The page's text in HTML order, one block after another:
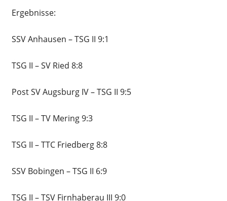
Ergebnisse:
SSV Anhausen – TSG II 9:1
TSG II – SV Ried 8:8
Post SV Augsburg IV – TSG II 9:5
TSG II – TV Mering 9:3
TSG II – TTC Friedberg 8:8
SSV Bobingen – TSG II 6:9
TSG II – TSV Firnhaberau III 9:0